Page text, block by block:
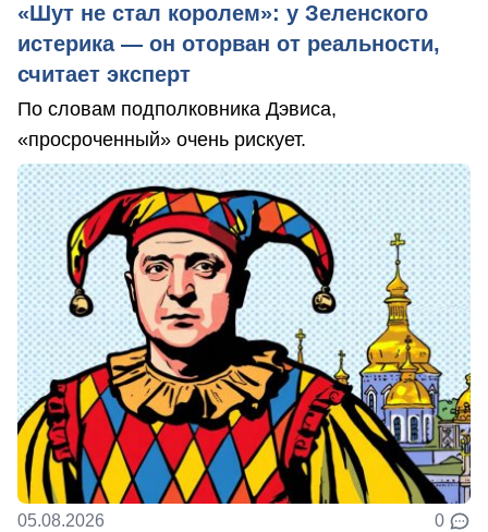
«Шут не стал королем»: у Зеленского
истерика — он оторван от реальности,
считает эксперт
По словам подполковника Дэвиса,
«просроченный» очень рискует.
05.08.2026 0